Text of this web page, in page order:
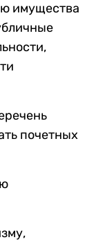
имущества
почетных